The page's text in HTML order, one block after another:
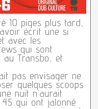
10 piges plus tard,
écrit une si
avec les
qui sont
au Transbo, et
pas envisager ne
quelques scoops
nuit n’aurait
qui ont jalonné